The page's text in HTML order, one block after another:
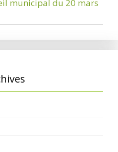
municipal du 20 mars